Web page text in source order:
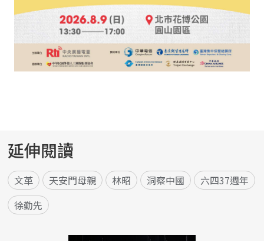
延伸閱讀
文革 天安門母親 林昭 洞察中國
六四37週年
徐勤先